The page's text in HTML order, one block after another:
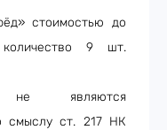
стоимостью до
9 шт.
не являются
смыслу ст. 217 НК